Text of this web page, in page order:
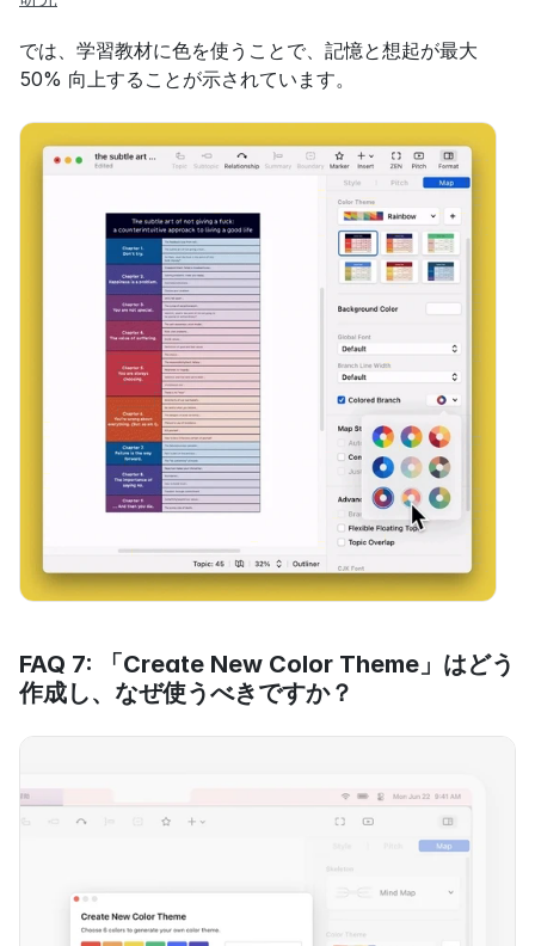
では、学習教材に色を使うことで、記憶と想起が最大
50% 向上することが示されています。
FAQ 7: 「Create New Color Theme」はどう
作成し、なぜ使うべきですか？